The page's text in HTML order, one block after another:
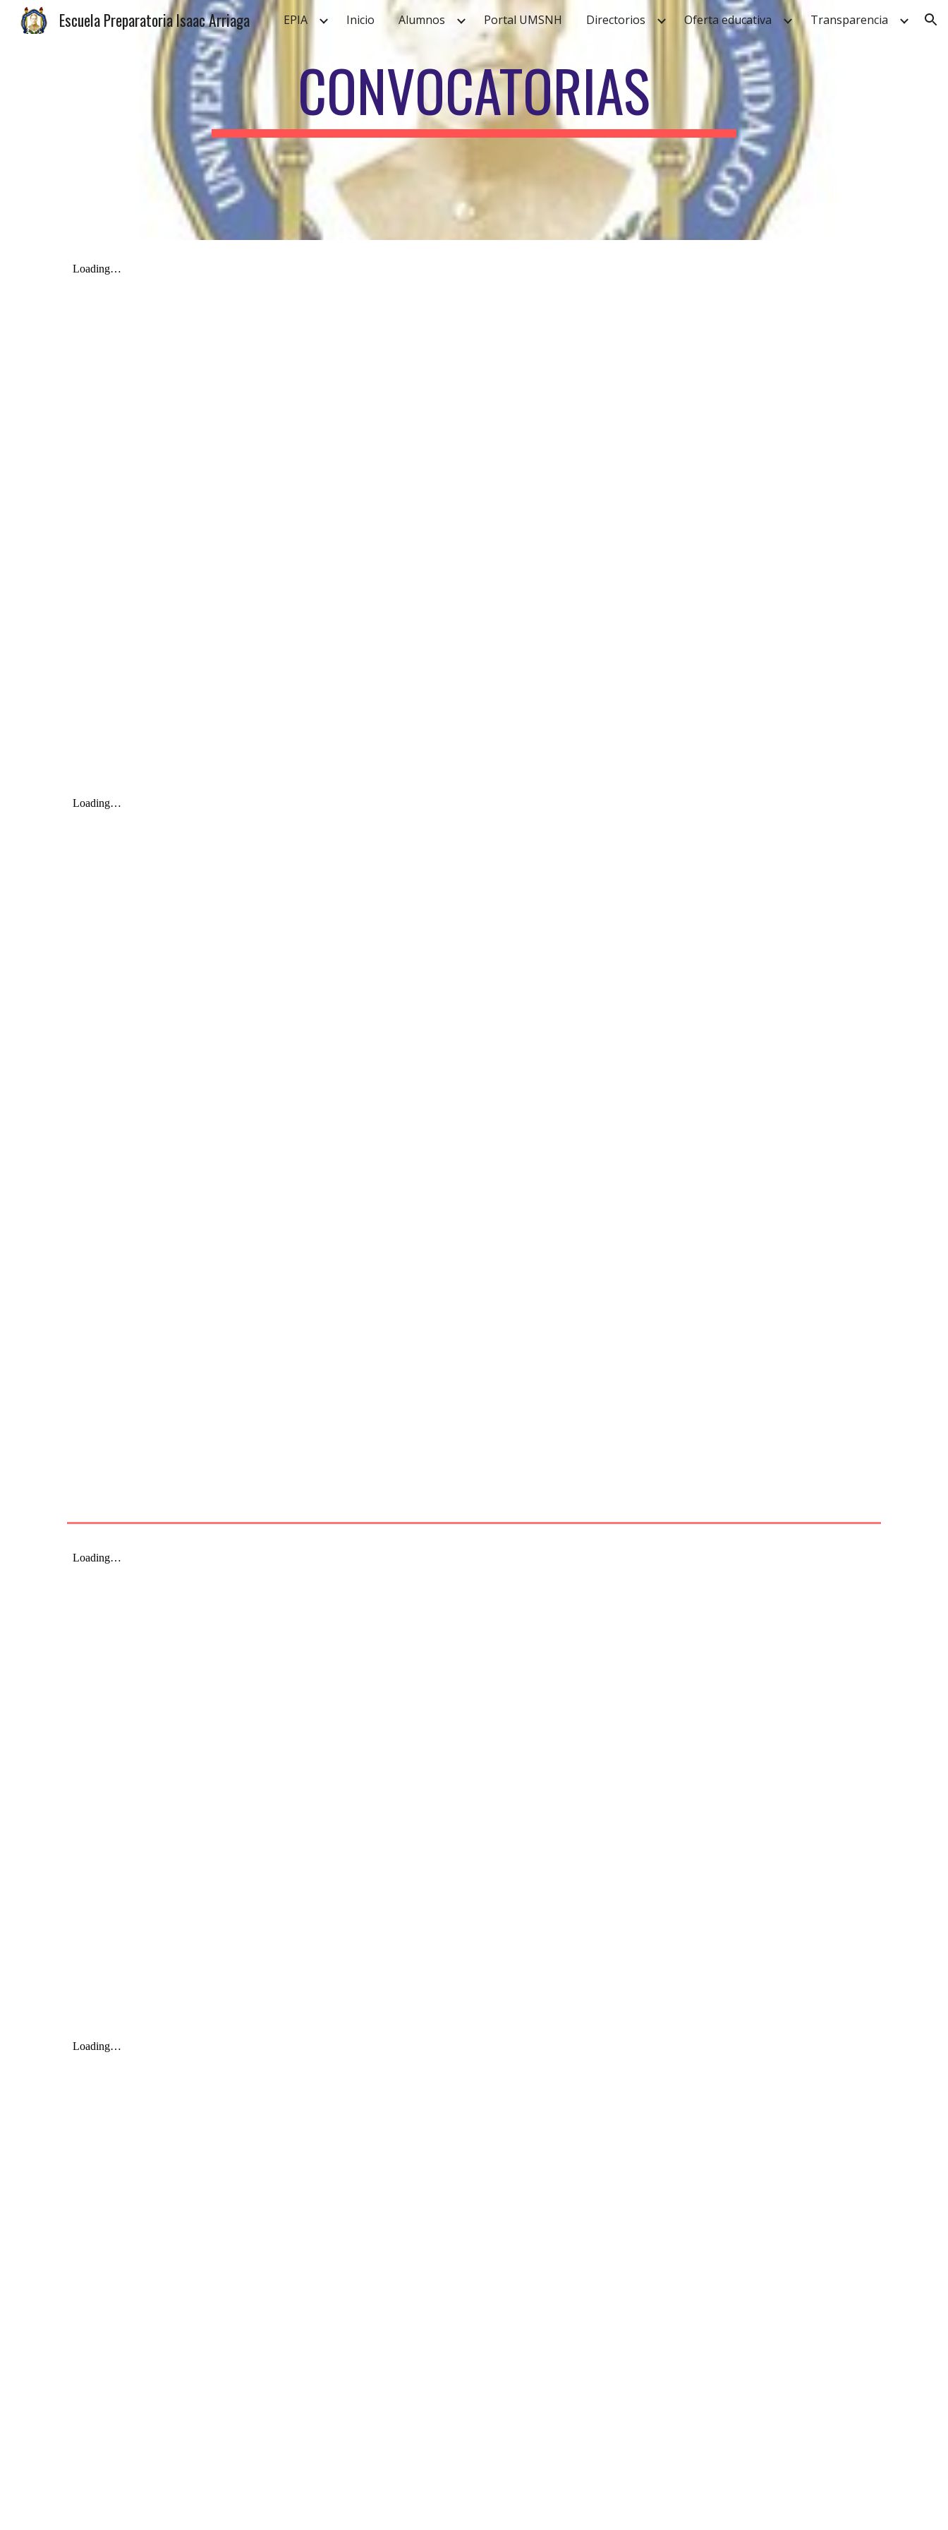
Skip to main content Skip to navigation
Escuela Preparatoria Isaac Arriaga EPIA Inicio Alumnos Portal UMSNH Directorios Oferta educativa Transparencia
CONVOCATORIAS